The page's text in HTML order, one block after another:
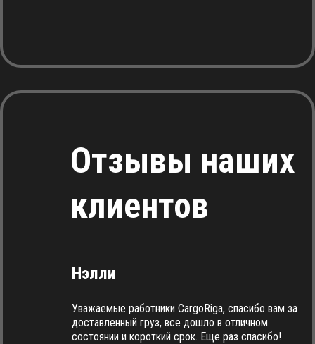
Отзывы наших
клиентов
Нэлли
Уважаемые работники CargoRiga, спасибо вам за
доставленный груз, все дошло в отличном
состоянии и короткий срок. Еще раз спасибо!